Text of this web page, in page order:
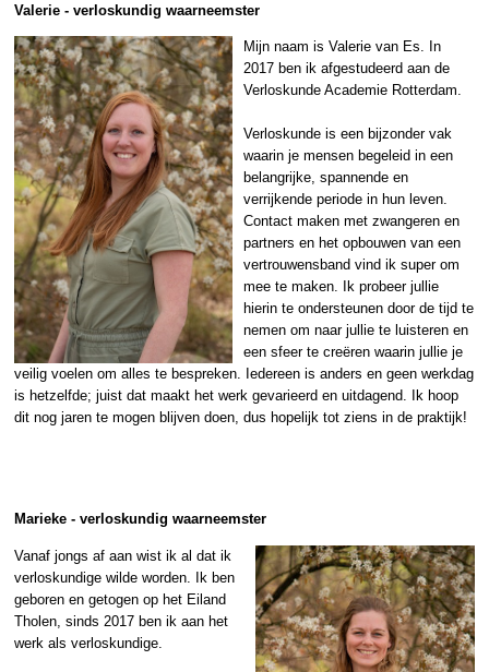
Valerie - verloskundig waarneemster
Mijn naam is Valerie van Es. In
2017 ben ik afgestudeerd aan de
Verloskunde Academie Rotterdam.
Verloskunde is een bijzonder vak
waarin je mensen begeleid in een
belangrijke, spannende en
verrijkende periode in hun leven.
Contact maken met zwangeren en
partners en het opbouwen van een
vertrouwensband vind ik super om
mee te maken. Ik probeer jullie
hierin te ondersteunen door de tijd te
nemen om naar jullie te luisteren en
een sfeer te creëren waarin jullie je
veilig voelen om alles te bespreken. Iedereen is anders en geen werkdag
is hetzelfde; juist dat maakt het werk gevarieerd en uitdagend. Ik hoop
dit nog jaren te mogen blijven doen, dus hopelijk tot ziens in de praktijk!
Marieke - verloskundig waarneemster
Vanaf jongs af aan wist ik al dat ik
verloskundige wilde worden. Ik ben
geboren en getogen op het Eiland
Tholen, sinds 2017 ben ik aan het
werk als verloskundige.